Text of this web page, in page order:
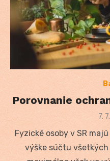
Porovnanie
7.
Fyzické osoby v SR
výške súčtu všetkých